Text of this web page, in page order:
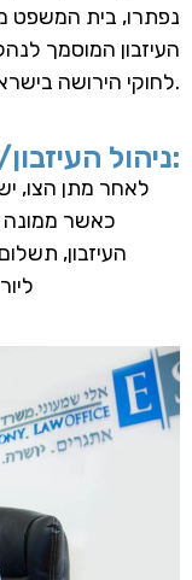
נפתרו, בית המשפט
העיזבון המוסמך
לחוקי הירושה בישראל (לא תמיד נדרש מנהל עיזבון).
3. ניהול העיזבון/חלוקת הרכוש:
לאחר מתן הצו,
כאשר ממונה
העיזבון,